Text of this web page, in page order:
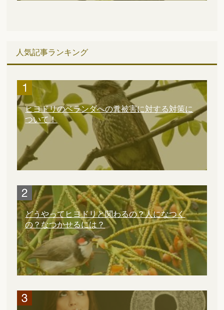
人気記事ランキング
ヒヨドリのベランダへの糞被害に対する対策に
ついて！
どうやってヒヨドリと関わるの？人になつく
の？なつかせるには？